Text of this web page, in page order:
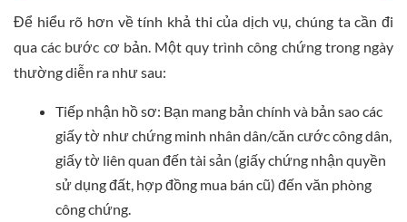
Để hiểu rõ hơn về tính khả thi của dịch vụ, chúng ta cần đi
qua các bước cơ bản. Một quy trình công chứng trong ngày
thường diễn ra như sau:
Tiếp nhận hồ sơ: Bạn mang bản chính và bản sao các
giấy tờ như chứng minh nhân dân/căn cước công dân,
giấy tờ liên quan đến tài sản (giấy chứng nhận quyền
sử dụng đất, hợp đồng mua bán cũ) đến văn phòng
công chứng.